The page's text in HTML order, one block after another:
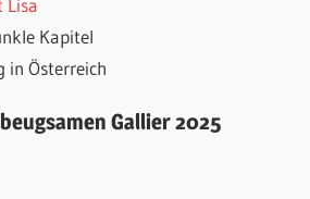
Lisa
Kapitel
in Österreich
Gallier 2025